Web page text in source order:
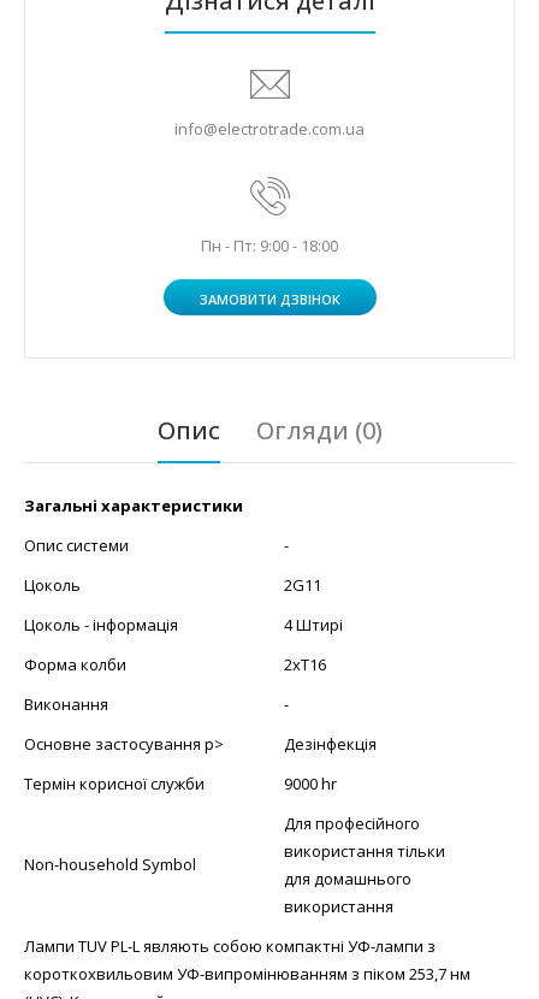
info@electrotrade.com.ua
Пн - Пт: 9:00 - 18:00
ЗАМОВИТИ ДЗВІНОК
Опис Огляди (0)
Загальні характеристики
Опис системи
-
Цоколь
2G11
Цоколь - інформація
4 Штирі
Форма колби
2xT16
Виконання
-
Основне застосування p>
Дезінфекція
Термін корисної служби
9000 hr
Non-household Symbol
Для професійного
використання тільки
для домашнього
використання
Лампи TUV PL-L являють собою компактні УФ-лампи з
короткохвильовим УФ-випромінюванням з піком 253,7 нм